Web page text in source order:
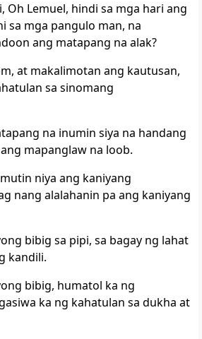
Oh Lemuel, hindi sa mga hari ang
sa mga pangulo man, na
ang matapang na alak?
at makalimotan ang kautusan,
sa sinomang
na inumin siya na handang
mapanglaw na loob.
niya ang kaniyang
nang alalahanin pa ang kaniyang
bibig sa pipi, sa bagay ng lahat
kandili.
bibig, humatol ka ng
ka ng kahatulan sa dukha at